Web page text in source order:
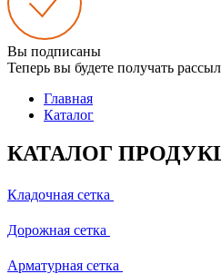
Вы подписаны
Теперь вы будете получать
Главная
Каталог
КАТАЛОГ
Кладочная сетка
Дорожная сетка
Арматурная сетка